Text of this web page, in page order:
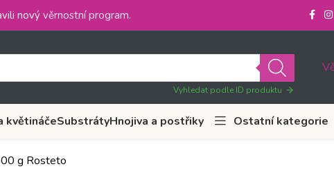
nový věrnostní program.
Vyhledat podle ID produktu
květináčeSubstrátyHnojiva a postřiky Ostatní kategorie
g Rosteto